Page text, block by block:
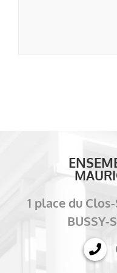
1 place du
BUSSY-